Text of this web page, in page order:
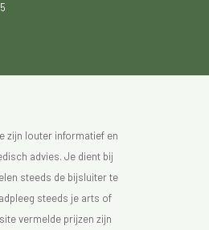
zijn louter informatief en
advies. Je dient bij
steeds de bijsluiter te
steeds je arts of
vermelde prijzen zijn